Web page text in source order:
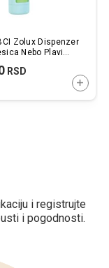
Zolux Dispenzer
Nebo Plavi
RSD
i registrujte
i pogodnosti.